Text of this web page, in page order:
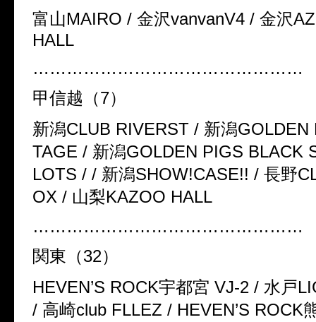
富山MAIRO / 金沢vanvanV4 / 金沢
HALL
…………………………………………
甲信越（7）
新潟CLUB RIVERST / 新潟GOLDEN
TAGE / 新潟GOLDEN PIGS BLACK
LOTS / / 新潟SHOW!CASE!! / 長野
OX / 山梨KAZOO HALL
…………………………………………
関東（32）
HEVEN’S ROCK宇都宮 VJ-2 / 水戸
/ 高崎club FLLEZ / HEVEN’S ROCK